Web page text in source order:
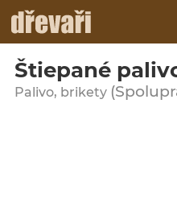
Štiepané
Palivo, brikety